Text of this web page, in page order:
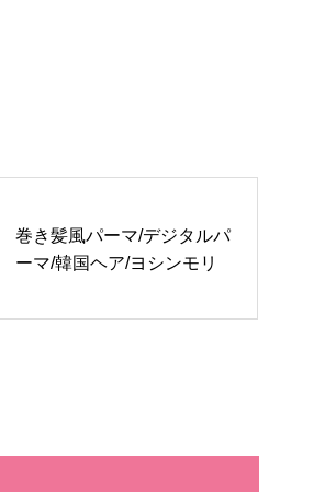
巻き髪風パーマ/デジタルパ
ーマ/韓国ヘア/ヨシンモリ